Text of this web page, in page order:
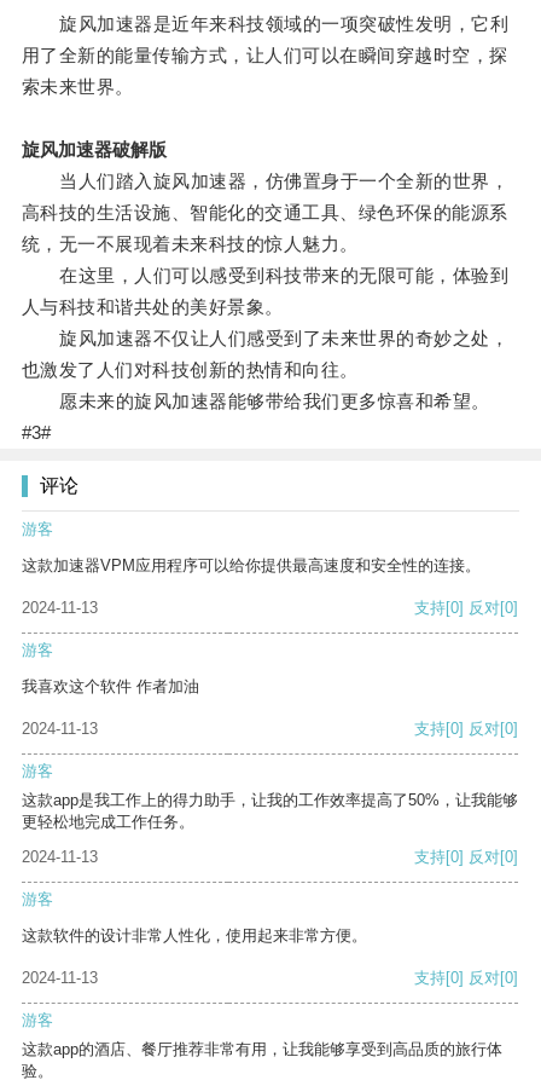
旋风加速器是近年来科技领域的一项突破性发明，它利
用了全新的能量传输方式，让人们可以在瞬间穿越时空，探
索未来世界。
旋风加速器破解版
当人们踏入旋风加速器，仿佛置身于一个全新的世界，
高科技的生活设施、智能化的交通工具、绿色环保的能源系
统，无一不展现着未来科技的惊人魅力。
在这里，人们可以感受到科技带来的无限可能，体验到
人与科技和谐共处的美好景象。
旋风加速器不仅让人们感受到了未来世界的奇妙之处，
也激发了人们对科技创新的热情和向往。
愿未来的旋风加速器能够带给我们更多惊喜和希望。
#3#
评论
游客
这款加速器VPM应用程序可以给你提供最高速度和安全性的连接。
2024-11-13 支持[0] 反对[0]
游客
我喜欢这个软件 作者加油
2024-11-13 支持[0] 反对[0]
游客
这款app是我工作上的得力助手，让我的工作效率提高了50%，让我能够
更轻松地完成工作任务。
2024-11-13
支持[0] 反对[0]
游客
这款软件的设计非常人性化，使用起来非常方便。
2024-11-13 支持[0] 反对[0]
游客
这款app的酒店、餐厅推荐非常有用，让我能够享受到高品质的旅行体
验。